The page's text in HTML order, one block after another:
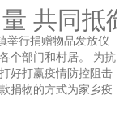
共同抵
举行捐赠物品发放仪
个部门和村居。 为抗
好打赢疫情防控阻击
捐物的方式为家乡疫